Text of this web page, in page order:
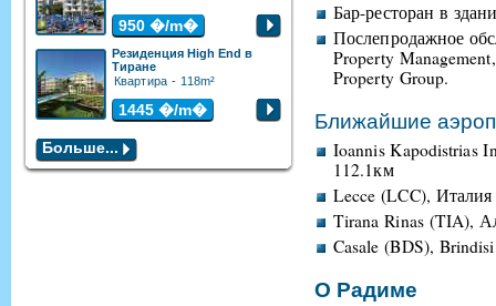
Бар-ресторан в
Послепродажное
Property
Property Group.
Ближайшие
Ioannis Kapodistrias
112.1км
Lecce (LCC),
Tirana Rinas (TIA),
Casale (BDS),
О Радиме
950 �/m�
Резиденция High End в
Тиране
Квартира - 118m²
1445 �/m�
Больше...